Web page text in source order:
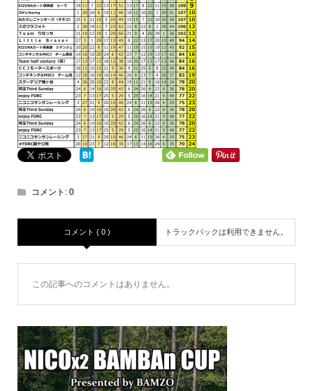
コメント: 0
コメント ( 0 ) トラックバックは利用できません。
この記事へのコメントはありません。